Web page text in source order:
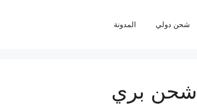
شحن دولي المدونة
شحن بري